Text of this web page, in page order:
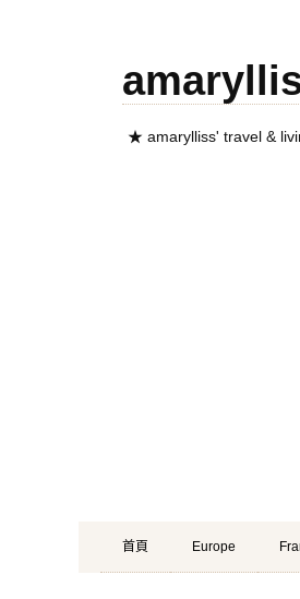
★ amarylliss' travel &
Primary
Menu
Skip
to
首頁 Europe